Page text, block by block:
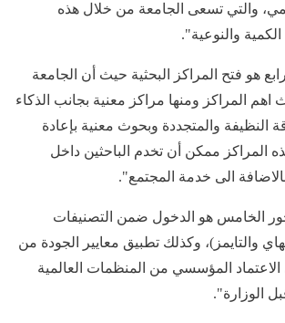
والتي تسعى الجامعة من خلال هذه
الكمية والنوعية".
هو فتح المراكز البحثية حيث أن الجامعة
المراكز ومنها مراكز معنية بجانب الذكاء
النظيفة والمتجددة وبحوث معنية بإعادة
المراكز ممكن أن تخدم الباحثين داخل
الى خدمة المجتمع".
الخامس هو الدخول ضمن التصنيفات
والتايمز)، وكذلك تطبيق معايير الجودة من
المؤسسي من المنظمات العالمية
الوزارة".